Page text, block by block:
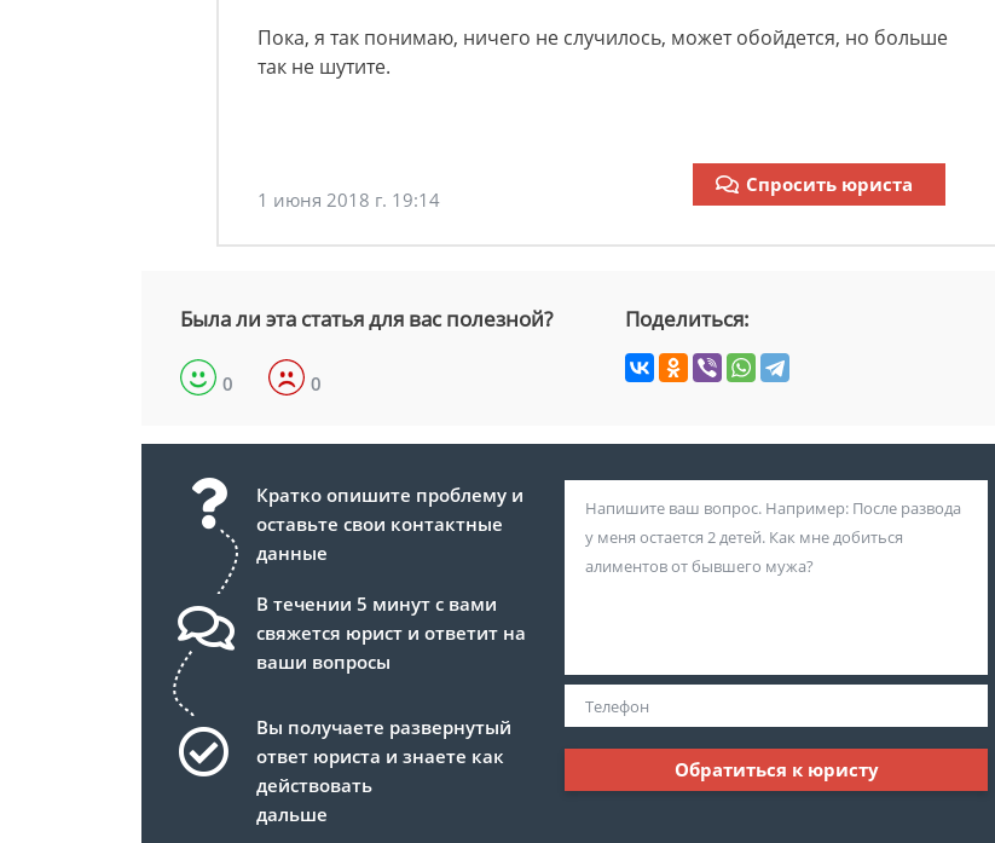
Пока, я так понимаю, ничего не случилось, может обойдется, но больше
так не шутите.
1 июня 2018 г. 19:14
Спросить юриста
Была ли эта статья для вас полезной?
0 0
Поделиться:
Кратко опишите проблему и
оставьте свои контактные
данные
В течении 5 минут с вами
свяжется юрист и ответит на
ваши вопросы
Вы получаете развернутый
ответ юриста и знаете как
действовать
дальше
Обратиться к юристу